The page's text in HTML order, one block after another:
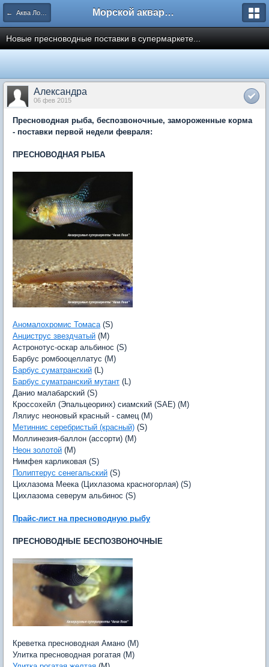
← Аква Лого. Аквариумные салоны и супермаркеты. Морской аквариум. Форумы ReefCentral.ru
Новые пресноводные поставки в супермаркете...
Александра
06 фев 2015
Пресноводная рыба, беспозвоночные, замороженные корма
- поставки первой недели февраля:
ПРЕСНОВОДНАЯ РЫБА
Аномалохромис Томаса(S)
Анциструс звездчатый (M)
Астронотус-оскар альбинос (S)
Барбус ромбооцеллатус (M)
Барбус суматранский (L)
Барбус суматранский мутант (L)
Данио малабарский (S)
Кроссохейл (Эпальцеоринх) сиамский (SAE) (M)
Лялиус неоновый красный - самец (M)
Метиннис серебристый (красный) (S)
Моллинезия-баллон (ассорти) (M)
Неон золотой (M)
Нимфея карликовая (S)
Полиптерус сенегальский (S)
Цихлазома Меека (Цихлазома красногорлая) (S)
Цихлазома северум альбинос (S)
Прайс-лист на пресноводную рыбу
ПРЕСНОВОДНЫЕ БЕСПОЗВОНОЧНЫЕ
Креветка пресноводная Амано (M)
Улитка пресноводная рогатая (M)